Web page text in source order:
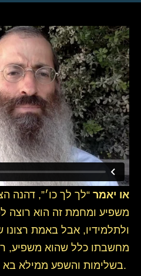
או יאמר “לך לך כו׳”, דהנה
משפיע ומחמת זה הוא רוצה
ולתלמידיו, אבל באמת
מחשבתו כלל שהוא משפיע,
בשלימות והשפע ממילא בא.